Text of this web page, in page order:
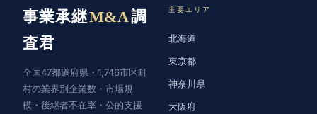
事業承継M&A調
査君
全国47都道府県・1,746市区町
村の業界別企業数・市場規
模・後継者不在率・公的支援
主要エリア
北海道
東京都
神奈川県
大阪府